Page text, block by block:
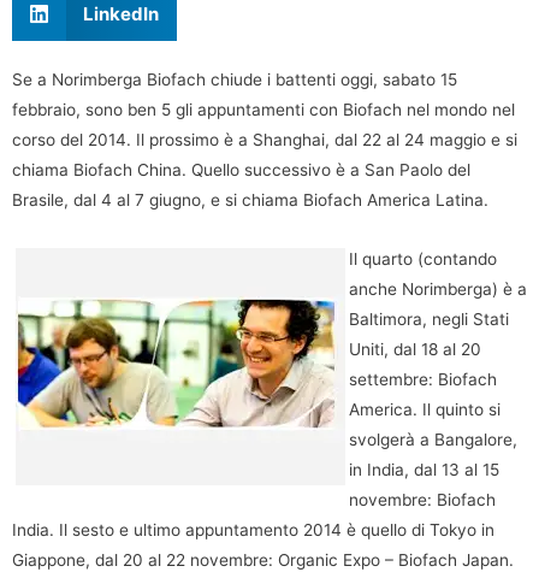
LinkedIn
Se a Norimberga Biofach chiude i battenti oggi, sabato 15
febbraio, sono ben 5 gli appuntamenti con Biofach nel mondo nel
corso del 2014. Il prossimo è a Shanghai, dal 22 al 24 maggio e si
chiama Biofach China. Quello successivo è a San Paolo del
Brasile, dal 4 al 7 giugno, e si chiama Biofach America Latina.
Il quarto (contando
anche Norimberga) è a
Baltimora, negli Stati
Uniti, dal 18 al 20
settembre: Biofach
America. Il quinto si
svolgerà a Bangalore,
in India, dal 13 al 15
novembre: Biofach
India. Il sesto e ultimo appuntamento 2014 è quello di Tokyo in
Giappone, dal 20 al 22 novembre: Organic Expo – Biofach Japan.